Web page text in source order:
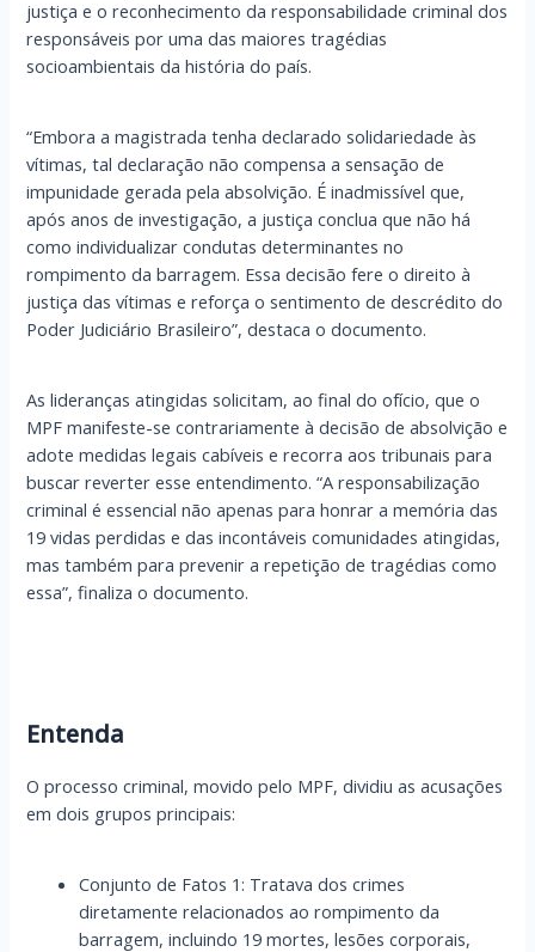
justiça e o reconhecimento da responsabilidade criminal dos
responsáveis por uma das maiores tragédias
socioambientais da história do país.
“Embora a magistrada tenha declarado solidariedade às
vítimas, tal declaração não compensa a sensação de
impunidade gerada pela absolvição. É inadmissível que,
após anos de investigação, a justiça conclua que não há
como individualizar condutas determinantes no
rompimento da barragem. Essa decisão fere o direito à
justiça das vítimas e reforça o sentimento de descrédito do
Poder Judiciário Brasileiro”, destaca o documento.
As lideranças atingidas solicitam, ao final do ofício, que o
MPF manifeste-se contrariamente à decisão de absolvição e
adote medidas legais cabíveis e recorra aos tribunais para
buscar reverter esse entendimento. “A responsabilização
criminal é essencial não apenas para honrar a memória das
19 vidas perdidas e das incontáveis comunidades atingidas,
mas também para prevenir a repetição de tragédias como
essa”, finaliza o documento.
Entenda
O processo criminal, movido pelo MPF, dividiu as acusações
em dois grupos principais:
Conjunto de Fatos 1: Tratava dos crimes
diretamente relacionados ao rompimento da
barragem, incluindo 19 mortes, lesões corporais,